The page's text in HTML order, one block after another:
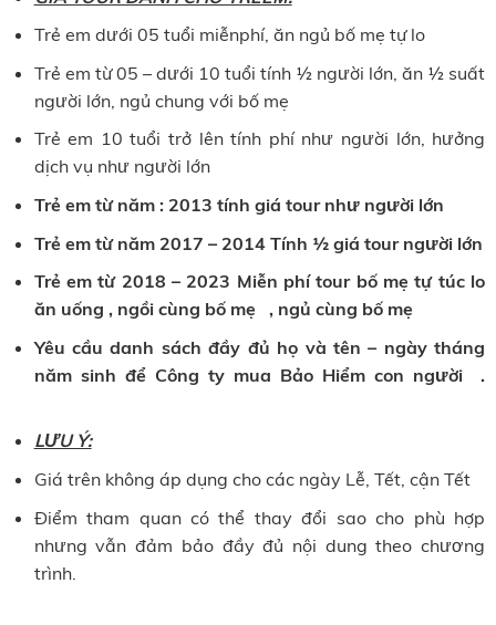
Trẻ em dưới 05 tuổi miễnphí, ăn ngủ bố mẹ tự lo
Trẻ em từ 05 – dưới 10 tuổi tính ½ người lớn, ăn ½ suất
người lớn, ngủ chung với bố mẹ
Trẻ em 10 tuổi trở lên tính phí như người lớn, hưởng
dịch vụ như người lớn
Trẻ em từ năm : 2013 tính giá tour như người lớn
Trẻ em từ năm 2017 – 2014 Tính ½ giá tour người lớn
Trẻ em từ 2018 – 2023 Miễn phí tour bố mẹ tự túc lo
ăn uống , ngồi cùng bố mẹ , ngủ cùng bố mẹ
Yêu cầu danh sách đầy đủ họ và tên – ngày tháng
năm sinh để Công ty mua Bảo Hiểm con người .
LƯU Ý:
Giá trên không áp dụng cho các ngày Lễ, Tết, cận Tết
Điểm tham quan có thể thay đổi sao cho phù hợp
nhưng vẫn đảm bảo đầy đủ nội dung theo chương
trình.